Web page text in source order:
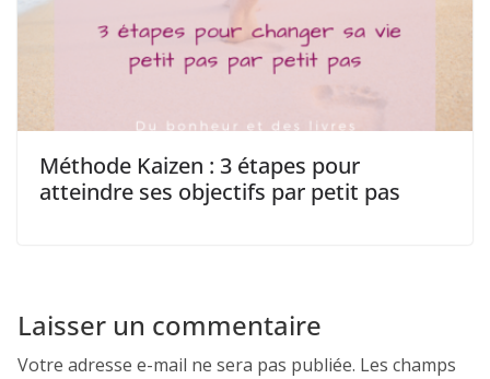
Méthode Kaizen : 3 étapes pour
atteindre ses objectifs par petit pas
Laisser un commentaire
Votre adresse e-mail ne sera pas publiée. Les champs